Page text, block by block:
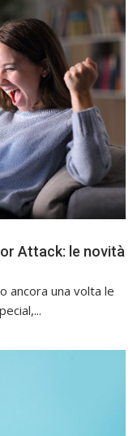
Attack: le novità
ancora una volta le